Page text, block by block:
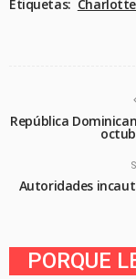
Etiquetas:
República
Autoridades
PORQUE